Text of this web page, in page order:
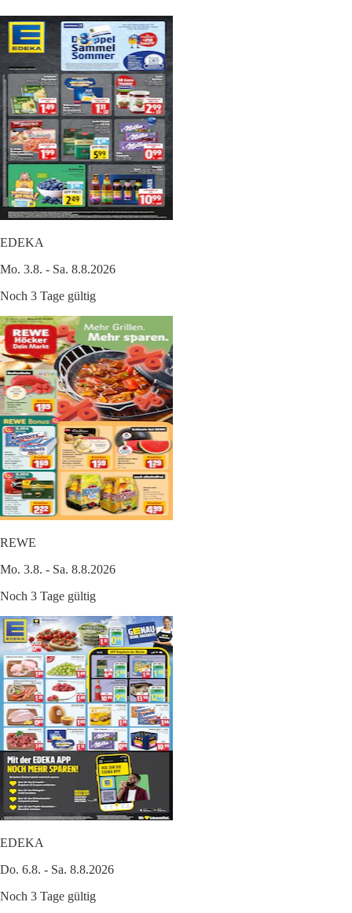
EDEKA
Mo. 3.8. - Sa. 8.8.2026
Noch 3 Tage gültig
REWE
Mo. 3.8. - Sa. 8.8.2026
Noch 3 Tage gültig
EDEKA
Do. 6.8. - Sa. 8.8.2026
Noch 3 Tage gültig